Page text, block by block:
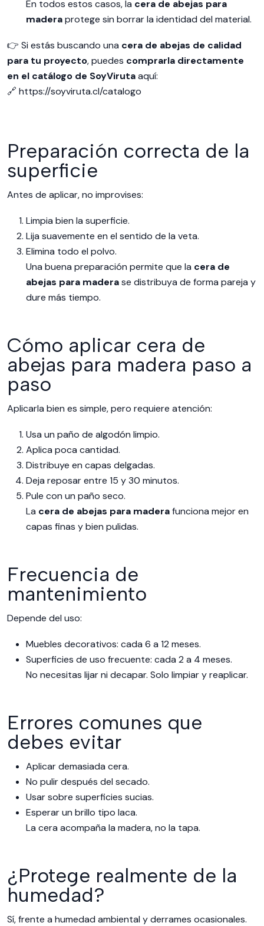
En todos estos casos, la cera de abejas para
maderaprotege sin borrar la identidad del material.
👉 Si estás buscando una cera de abejas de calidad
para tu proyecto, puedes comprarla directamente
en el catálogo de SoyVirutaaquí:
🔗 https://soyviruta.cl/catalogo
Preparación correcta de la
superficie
Antes de aplicar, no improvises:
Limpia bien la superficie.
Lija suavemente en el sentido de la veta.
Elimina todo el polvo.
Una buena preparación permite que la cera de
abejas para maderase distribuya de forma pareja y
dure más tiempo.
Cómo aplicar cera de
abejas para madera paso a
paso
Aplicarla bien es simple, pero requiere atención:
Usa un paño de algodón limpio.
Aplica poca cantidad.
Distribuye en capas delgadas.
Deja reposar entre 15 y 30 minutos.
Pule con un paño seco.
La cera de abejas para maderafunciona mejor en
capas finas y bien pulidas.
Frecuencia de
mantenimiento
Depende del uso:
Muebles decorativos: cada 6 a 12 meses.
Superficies de uso frecuente: cada 2 a 4 meses.
No necesitas lijar ni decapar. Solo limpiar y reaplicar.
Errores comunes que
debes evitar
Aplicar demasiada cera.
No pulir después del secado.
Usar sobre superficies sucias.
Esperar un brillo tipo laca.
La cera acompaña la madera, no la tapa.
¿Protege realmente de la
humedad?
Sí, frente a humedad ambiental y derrames ocasionales.